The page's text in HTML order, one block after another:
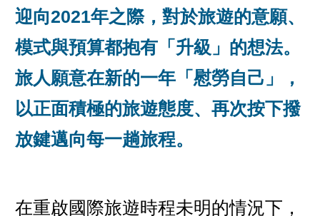
迎向2021年之際，對於旅遊的意願、
模式與預算都抱有「升級」的想法。
旅人願意在新的一年「慰勞自己」，
以正面積極的旅遊態度、再次按下撥
放鍵邁向每一趟旅程。
在重啟國際旅遊時程未明的情況下，